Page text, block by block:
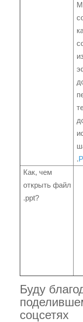
.
Как, чем
открыть файл
.ppt?
Буду
соцсетях